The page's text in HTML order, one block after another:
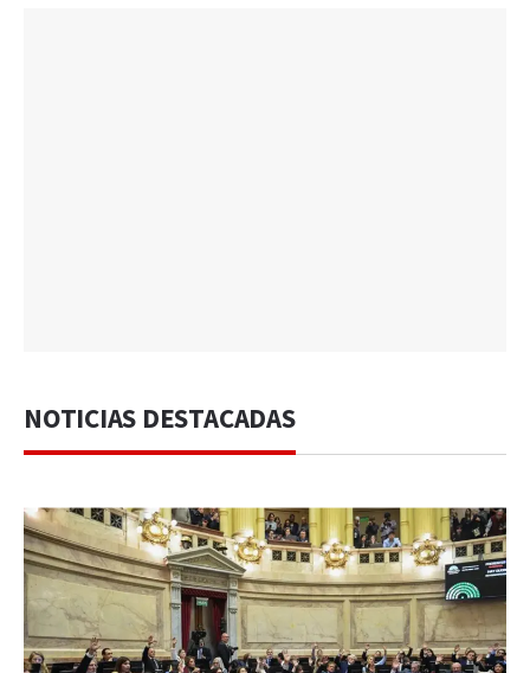
NOTICIAS DESTACADAS